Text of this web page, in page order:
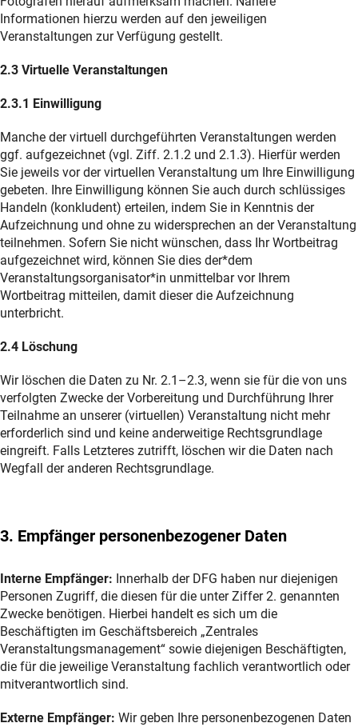
Informationen hierzu werden auf den jeweiligen
Veranstaltungen zur Verfügung gestellt.
2.3 Virtuelle Veranstaltungen
2.3.1 Einwilligung
Manche der virtuell durchgeführten Veranstaltungen werden
ggf. aufgezeichnet (vgl. Ziff. 2.1.2 und 2.1.3). Hierfür werden
Sie jeweils vor der virtuellen Veranstaltung um Ihre Einwilligung
gebeten. Ihre Einwilligung können Sie auch durch schlüssiges
Handeln (konkludent) erteilen, indem Sie in Kenntnis der
Aufzeichnung und ohne zu widersprechen an der Veranstaltung
teilnehmen. Sofern Sie nicht wünschen, dass Ihr Wortbeitrag
aufgezeichnet wird, können Sie dies der*dem
Veranstaltungsorganisator*in unmittelbar vor Ihrem
Wortbeitrag mitteilen, damit dieser die Aufzeichnung
unterbricht.
2.4 Löschung
Wir löschen die Daten zu Nr. 2.1–2.3, wenn sie für die von uns
verfolgten Zwecke der Vorbereitung und Durchführung Ihrer
Teilnahme an unserer (virtuellen) Veranstaltung nicht mehr
erforderlich sind und keine anderweitige Rechtsgrundlage
eingreift. Falls Letzteres zutrifft, löschen wir die Daten nach
Wegfall der anderen Rechtsgrundlage.
3. Empfänger personenbezogener Daten
Interne Empfänger: Innerhalb der DFG haben nur diejenigen
Personen Zugriff, die diesen für die unter Ziffer 2. genannten
Zwecke benötigen. Hierbei handelt es sich um die
Beschäftigten im Geschäftsbereich „Zentrales
Veranstaltungsmanagement“ sowie diejenigen Beschäftigten,
die für die jeweilige Veranstaltung fachlich verantwortlich oder
mitverantwortlich sind.
Externe Empfänger: Wir geben Ihre personenbezogenen Daten